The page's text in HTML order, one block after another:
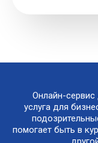
Онлайн-сервис
услуга для
помогает быть в